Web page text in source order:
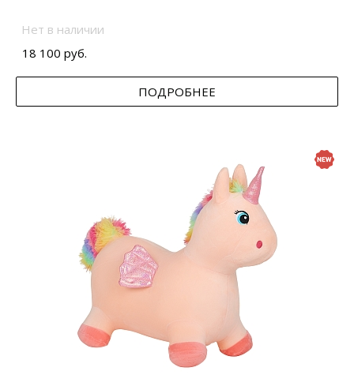
Нет в наличии
18 100 руб.
ПОДРОБНЕЕ